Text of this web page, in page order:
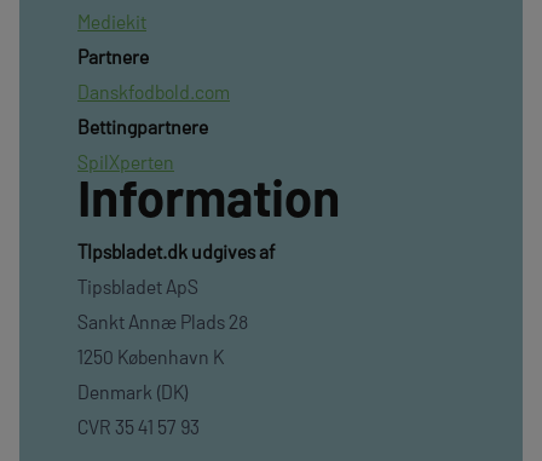
Mediekit
Partnere
Danskfodbold.com
Bettingpartnere
SpilXperten
Information
TIpsbladet.dk udgives af
Tipsbladet ApS
Sankt Annæ Plads 28
1250 København K
Denmark (DK)
CVR 35 41 57 93